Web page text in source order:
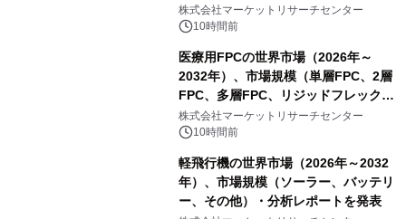
スDCモーター）・分析レポートを発
表
株式会社マーケットリサーチセンター
10時間前
医療用FPCの世界市場（2026年～
2032年）、市場規模（単層FPC、2層
FPC、多層FPC、リジッドフレックス
PCB）・分析レポートを発表
株式会社マーケットリサーチセンター
10時間前
軽飛行機の世界市場（2026年～2032
年）、市場規模（ソーラー、バッテリ
ー、その他）・分析レポートを発表